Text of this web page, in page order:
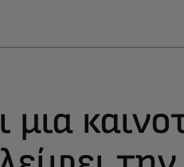
μια